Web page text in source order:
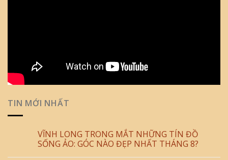
TIN MỚI NHẤT
VĨNH LONG TRONG MẮT NHỮNG TÍN ĐỒ
SỐNG ẢO: GÓC NÀO ĐẸP NHẤT THÁNG 8?